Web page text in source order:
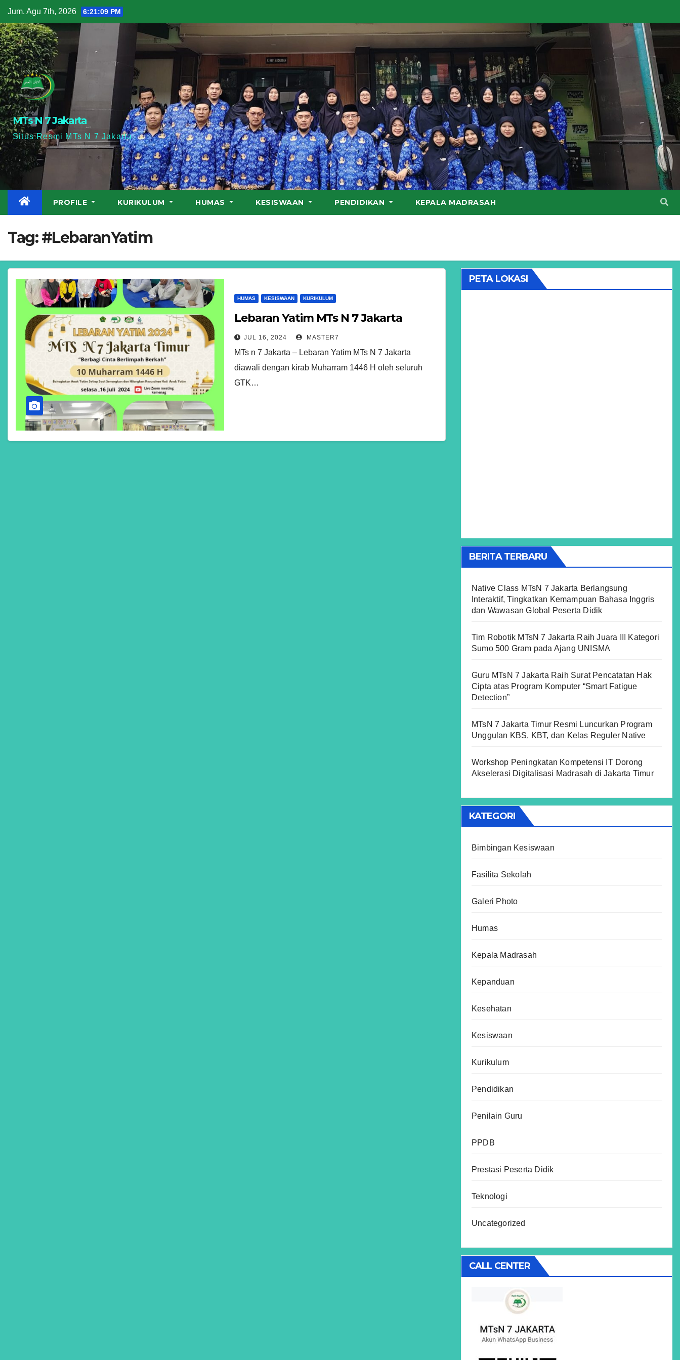
Skip
to
content
Jum. Agu 7th, 2026 6:21:10 PM
MTs N 7 Jakarta
Situs Resmi MTs N 7 Jakarta
PROFILE KURIKULUM HUMAS KESISWAAN PENDIDIKAN KEPALA MADRASAH
Tag:#LebaranYatim
HUMAS KESISWAAN KURIKULUM
Lebaran Yatim MTs N 7 Jakarta
JUL 16, 2024 MASTER7
MTs n 7 Jakarta – Lebaran Yatim MTs N 7 Jakarta
diawali dengan kirab Muharram 1446 H oleh seluruh
GTK…
PETA LOKASI
BERITA TERBARU
Native Class MTsN 7 Jakarta Berlangsung
Interaktif, Tingkatkan Kemampuan Bahasa Inggris
dan Wawasan Global Peserta Didik
Tim Robotik MTsN 7 Jakarta Raih Juara III Kategori
Sumo 500 Gram pada Ajang UNISMA
Guru MTsN 7 Jakarta Raih Surat Pencatatan Hak
Cipta atas Program Komputer “Smart Fatigue
Detection”
MTsN 7 Jakarta Timur Resmi Luncurkan Program
Unggulan KBS, KBT, dan Kelas Reguler Native
Workshop Peningkatan Kompetensi IT Dorong
Akselerasi Digitalisasi Madrasah di Jakarta Timur
KATEGORI
Bimbingan Kesiswaan
Fasilita Sekolah
Galeri Photo
Humas
Kepala Madrasah
Kepanduan
Kesehatan
Kesiswaan
Kurikulum
Pendidikan
Penilain Guru
PPDB
Prestasi Peserta Didik
Teknologi
Uncategorized
CALL CENTER